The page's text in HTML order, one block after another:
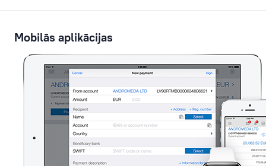
Operācijas ar valūtām
Attālinātā vadība
Datorā
Planšetdatorā vai viedtālrunī
Mobilās aplikācijas